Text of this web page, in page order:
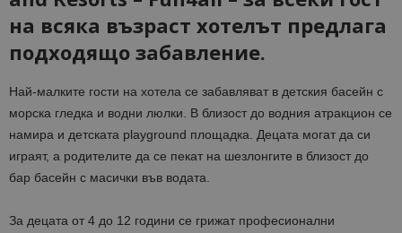
на всяка възраст хотелът предлага
подходящо забавление.
Най-малките гости на хотела се забавляват в детския басейн с
морска гледка и водни люлки. В близост до водния атракцион се
намира и детската playground площадка. Децата могат да си
играят, а родителите да се пекат на шезлонгите в близост до
бар басейн с масички във водата.
За децата от 4 до 12 години се грижат професионални